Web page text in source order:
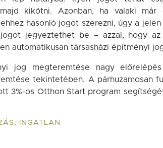
kikötni. Azonban, ha valaki már
hasonló jogot szerezni, úgy a
jegyeztethet be – azzal, hogy
automatikusan társasházi építményi
jog megteremtése nagy
tekintetében. A párhuzamosan
3%-os Otthon Start program
, INGATLAN